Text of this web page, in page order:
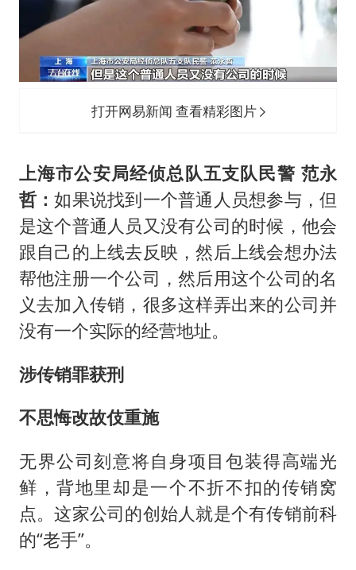
打开网易新闻 查看精彩图片
上海市公安局经侦总队五支队民警 范永
哲：如果说找到一个普通人员想参与，但
是这个普通人员又没有公司的时候，他会
跟自己的上线去反映，然后上线会想办法
帮他注册一个公司，然后用这个公司的名
义去加入传销，很多这样弄出来的公司并
没有一个实际的经营地址。
涉传销罪获刑
不思悔改故伎重施
无界公司刻意将自身项目包装得高端光
鲜，背地里却是一个不折不扣的传销窝
点。这家公司的创始人就是个有传销前科
的“老手”。